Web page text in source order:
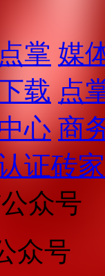
掌 媒
载 点
心 商
证砖家
众号